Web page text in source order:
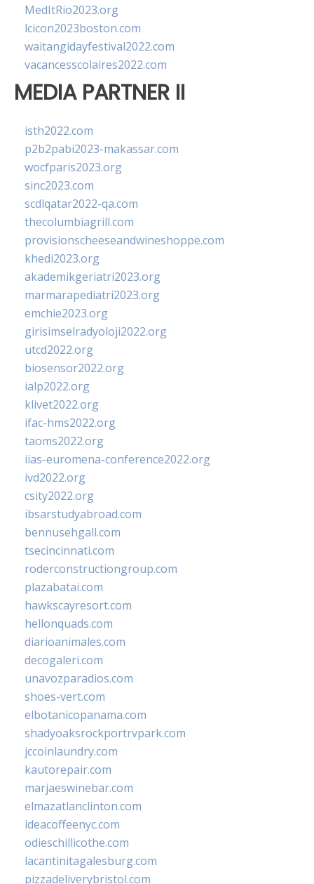
MedItRio2023.org
lcicon2023boston.com
waitangidayfestival2022.com
vacancesscolaires2022.com
MEDIA PARTNER II
isth2022.com
p2b2pabi2023-makassar.com
wocfparis2023.org
sinc2023.com
scdlqatar2022-qa.com
thecolumbiagrill.com
provisionscheeseandwineshoppe.com
khedi2023.org
akademikgeriatri2023.org
marmarapediatri2023.org
emchie2023.org
girisimselradyoloji2022.org
utcd2022.org
biosensor2022.org
ialp2022.org
klivet2022.org
ifac-hms2022.org
taoms2022.org
iias-euromena-conference2022.org
ivd2022.org
csity2022.org
ibsarstudyabroad.com
bennusehgall.com
tsecincinnati.com
roderconstructiongroup.com
plazabatai.com
hawkscayresort.com
hellonquads.com
diarioanimales.com
decogaleri.com
unavozparadios.com
shoes-vert.com
elbotanicopanama.com
shadyoaksrockportrvpark.com
jccoinlaundry.com
kautorepair.com
marjaeswinebar.com
elmazatlanclinton.com
ideacoffeenyc.com
odieschillicothe.com
lacantinitagalesburg.com
pizzadeliverybristol.com